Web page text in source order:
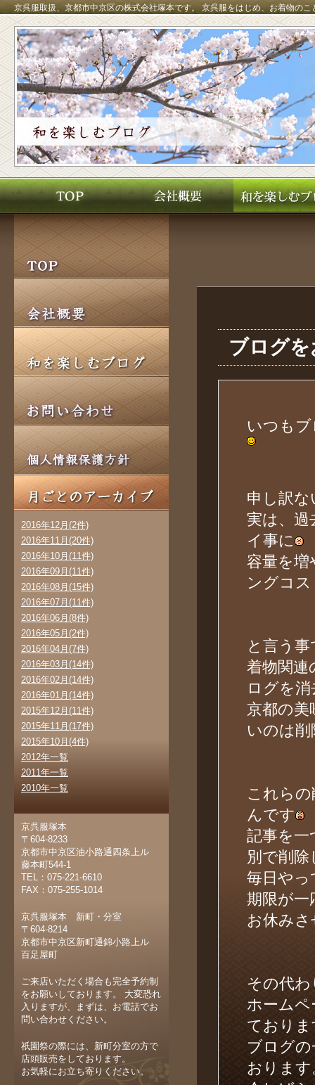
京呉服取扱、京都市中京区の株式会社塚本です。 京呉服をはじめ、お着物の
2016年12月(2件)
2016年11月(20件)
2016年10月(11件)
2016年09月(11件)
2016年08月(15件)
2016年07月(11件)
2016年06月(8件)
2016年05月(2件)
2016年04月(7件)
2016年03月(14件)
2016年02月(14件)
2016年01月(14件)
2015年12月(11件)
2015年11月(17件)
2015年10月(4件)
2012年一覧
2011年一覧
2010年一覧
京呉服塚本
〒604-8233
京都市中京区油小路通四条上ル
藤本町544-1
TEL：075-221-6610
FAX：075-255-1014
京呉服塚本 新町・分室
〒604-8214
京都市中京区新町通錦小路上ル
百足屋町
ご来店いただく場合も完全予約制
をお願いしております。 大変恐れ
入りますが、まずは、お電話でお
問い合わせください。
祇園祭の際には、新町分室の方で
店頭販売をしております。
お気軽にお立ち寄りください。
ブログ
いつも
申し訳
実は、
イ事に
容量を増
ングコ
と言う
着物関連
ログを
京都の
いのは
これら
んです
記事を一
別で削
毎日やっ
期限が一
お休み
その代
ホーム
ており
ブログ
おります